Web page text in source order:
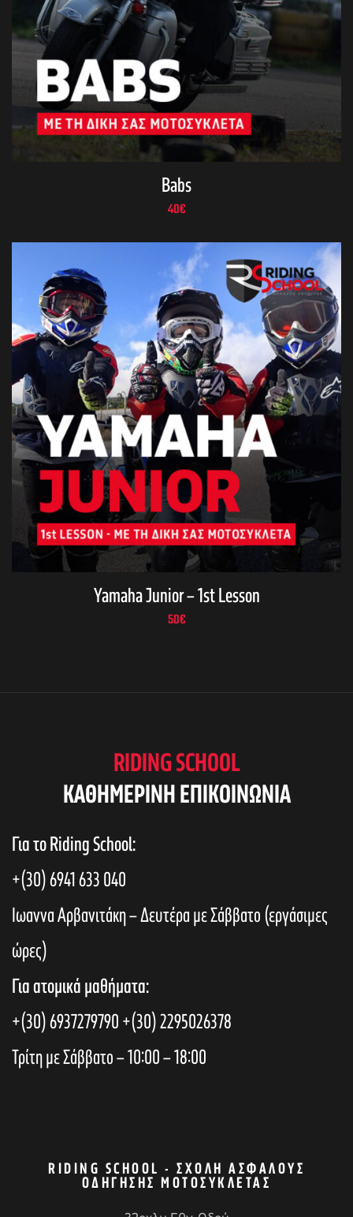
Babs
40€
Yamaha Junior – 1st Lesson
50€
RIDING SCHOOL
KAΘΗΜΕΡΙΝΗ ΕΠΙΚΟΙΝΩΝΙΑ
Για το Riding School:
+(30) 6941 633 040
Ιωαννα Αρβανιτάκη – Δευτέρα με Σάββατο (εργάσιμες
ώρες)
Για ατομικά μαθήματα:
+(30) 6937279790+(30) 2295026378
Τρίτη με Σάββατο – 10:00 – 18:00
RIDING SCHOOL - ΣΧΟΛΉ ΑΣΦΑΛΟΎΣ
ΟΔΉΓΗΣΗΣ ΜΟΤΟΣΥΚΛΈΤΑΣ